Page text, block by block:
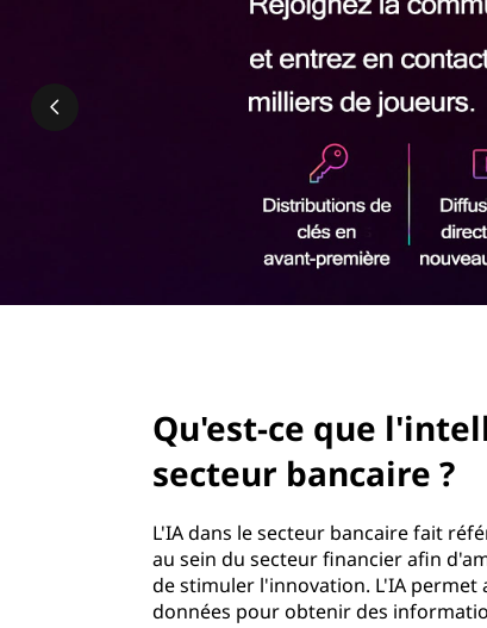
a
Qu'est-ce que
secteur bancaire ?
L'IA dans le secteur bancaire fait
au sein du secteur financier afin
de stimuler l'innovation. L'IA permet
données pour obtenir des